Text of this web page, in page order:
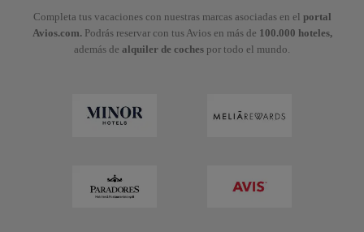
Completa tus vacaciones con nuestras marcas asociadas en el portal
Avios.com.Podrás reservar con tus Avios en más de 100.000 hoteles,
además de alquiler de coches por todo el mundo.